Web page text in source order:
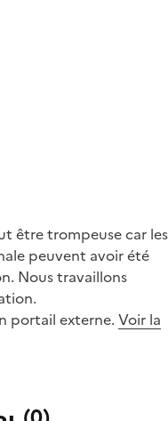
être trompeuse car les
peuvent avoir été
Nous travaillons
portail externe. Voir la